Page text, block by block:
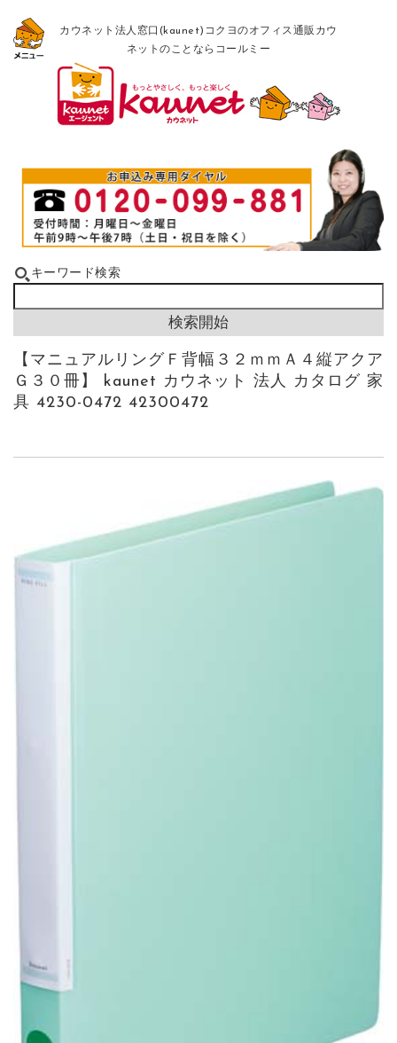
カウネット法人窓口(kaunet)コクヨのオフィス通販カウ
ネットのことならコールミー
キーワード検索
【マニュアルリングＦ背幅３２ｍｍＡ４縦アクア
Ｇ３０冊】 kaunet カウネット 法人 カタログ 家
具 4230-0472 42300472